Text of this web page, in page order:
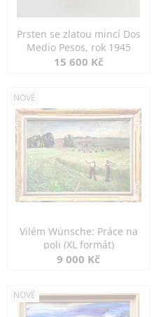
Prsten se zlatou mincí Dos
Medio Pesos, rok 1945
15 600 Kč
NOVÉ
Vilém Wünsche: Práce na
poli (XL formát)
9 000 Kč
NOVÉ